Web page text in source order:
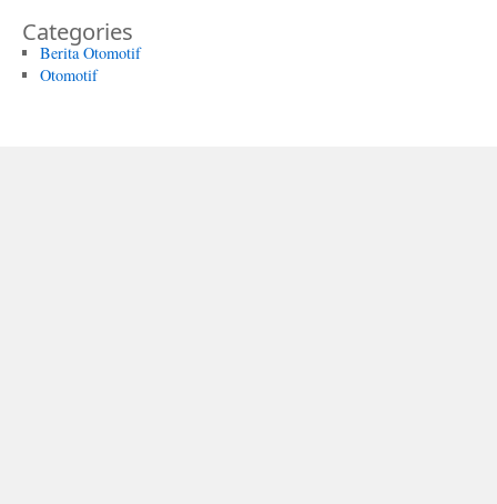
Categories
Berita Otomotif
Otomotif